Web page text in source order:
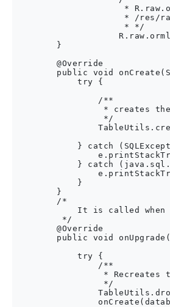
*
* /res/
                     * */
        }
        @Override
public void
            try {
                /**
* creates
                 */
} catch
} catch
            }
        }
        /*
It is called
         */
        @Override
public void
            try {
                /**
* Recreates
                 */